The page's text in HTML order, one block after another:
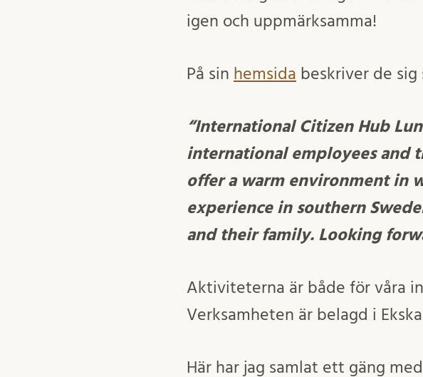
igen och uppmärksamma!
På sin hemsida beskriver de sig
“International Citizen Hub
international employees and
offer a warm environment in
experience in southern
and their family. Looking
Aktiviteterna är både för våra
Verksamheten är belagd i
Här har jag samlat ett gäng